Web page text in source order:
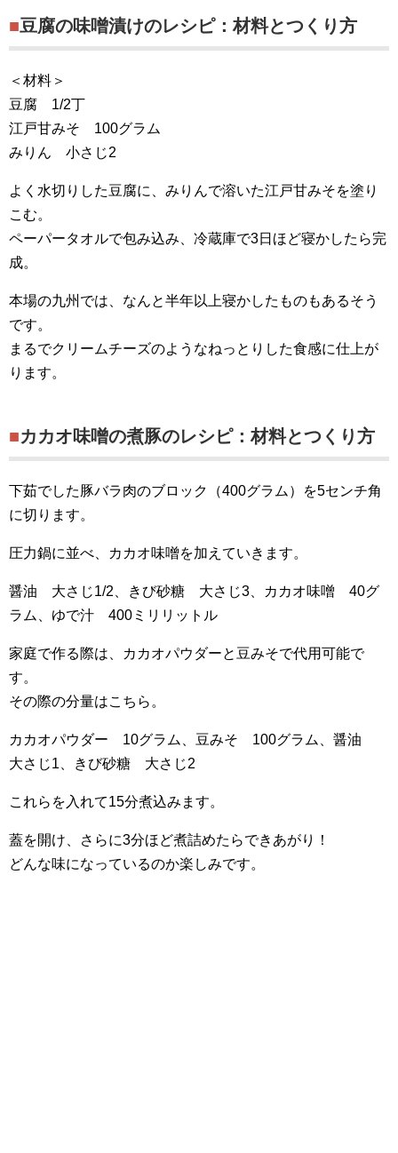
■豆腐の味噌漬けのレシピ：材料とつくり方
＜材料＞
豆腐 1/2丁
江戸甘みそ 100グラム
みりん 小さじ2
よく水切りした豆腐に、みりんで溶いた江戸甘みそを塗り
こむ。
ペーパータオルで包み込み、冷蔵庫で3日ほど寝かしたら完
成。
本場の九州では、なんと半年以上寝かしたものもあるそう
です。
まるでクリームチーズのようなねっとりした食感に仕上が
ります。
■カカオ味噌の煮豚のレシピ：材料とつくり方
下茹でした豚バラ肉のブロック（400グラム）を5センチ角
に切ります。
圧力鍋に並べ、カカオ味噌を加えていきます。
醤油 大さじ1/2、きび砂糖 大さじ3、カカオ味噌 40グ
ラム、ゆで汁 400ミリリットル
家庭で作る際は、カカオパウダーと豆みそで代用可能で
す。
その際の分量はこちら。
カカオパウダー 10グラム、豆みそ 100グラム、醤油
大さじ1、きび砂糖 大さじ2
これらを入れて15分煮込みます。
蓋を開け、さらに3分ほど煮詰めたらできあがり！
どんな味になっているのか楽しみです。